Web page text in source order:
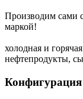
Производим сами
маркой!
холодная и
нефтепродукты,
Конфигурация